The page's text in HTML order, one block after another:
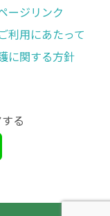
ージリンク
利用にあたって
に関する方針
る